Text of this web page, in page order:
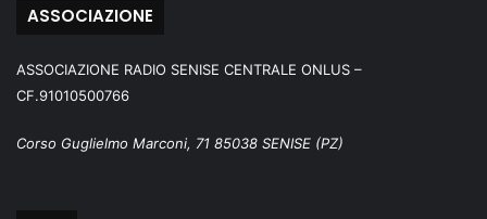
ASSOCIAZIONE
ASSOCIAZIONE RADIO SENISE CENTRALE ONLUS –
CF.91010500766
Corso Guglielmo Marconi, 71 85038 SENISE (PZ)